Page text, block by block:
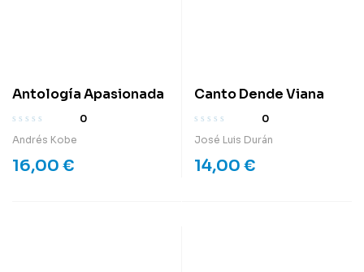
Antología Apasionada
0
Andrés Kobe
16,00 €
Canto Dende Viana
0
José Luis Durán
14,00 €